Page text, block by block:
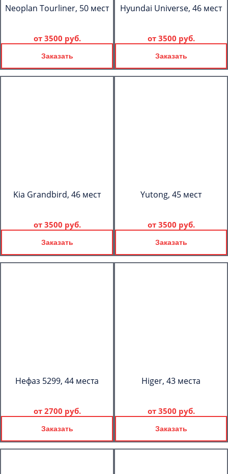
Neoplan Tourliner, 50 мест
от 3500 руб.
Заказать
Hyundai Universe, 46 мест
от 3500 руб.
Заказать
Kia Grandbird, 46 мест
от 3500 руб.
Заказать
Yutong, 45 мест
от 3500 руб.
Заказать
Нефаз 5299, 44 места
от 2700 руб.
Заказать
Higer, 43 места
от 3500 руб.
Заказать